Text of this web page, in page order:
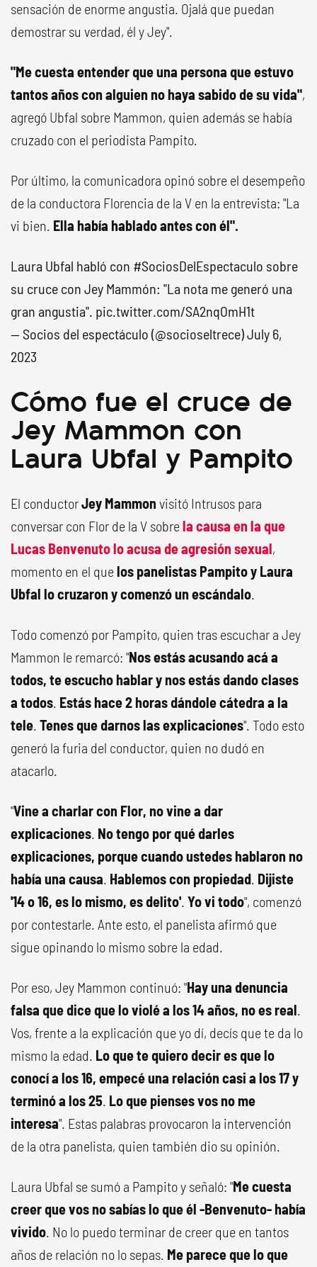
sensación de enorme angustia. Ojalá que puedan
demostrar su verdad, él y Jey".
"Me cuesta entender que una persona que estuvo
tantos años con alguien no haya sabido de su vida",
agregó Ubfal sobre Mammon, quien además se había
cruzado con el periodista Pampito.
Por último, la comunicadora opinó sobre el desempeño
de la conductora Florencia de la V en la entrevista: "La
vi bien. Ella había hablado antes con él".
Laura Ubfal habló con #SociosDelEspectaculo sobre
su cruce con Jey Mammón: "La nota me generó una
gran angustia". pic.twitter.com/SA2nqOmH1t
— Socios del espectáculo (@socioseltrece)July 6,
2023
Cómo fue el cruce de
Jey Mammon con
Laura Ubfal y Pampito
El conductorJey Mammon visitó Intrusos para
conversar con Flor de la V sobrela causa en la que
Lucas Benvenuto lo acusa de agresión sexual,
momento en el quelos panelistas Pampito y Laura
Ubfal lo cruzaron y comenzó un escándalo
Todo comenzó por Pampito, quien tras escuchar a Jey
Mammon le remarcó: "Nos estás acusando acá a
todos, te escucho hablar y nos estás dando clases
a todos Estás hace 2 horas dándole cátedra a la
tele Tenes que darnos las explicaciones". Todo esto
generó la furia del conductor, quien no dudó en
atacarlo.
"Vine a charlar con Flor, no vine a dar
explicaciones No tengo por qué darles
explicaciones, porque cuando ustedes hablaron no
había una causa Hablemos con propiedad Dijiste
'14 o 16, es lo mismo, es delito' Yo vi todo", comenzó
por contestarle. Ante esto, el panelista afirmó que
sigue opinando lo mismo sobre la edad.
Por eso, Jey Mammon continuó: "Hay una denuncia
falsa que dice que lo violé a los 14 años, no es real
Vos, frente a la explicación que yo dí, decís que te da lo
mismo la edad. Lo que te quiero decir es que lo
conocí a los 16, empecé una relación casi a los 17 y
terminó a los 25 Lo que pienses vos no me
interesa". Estas palabras provocaron la intervención
de la otra panelista, quien también dio su opinión.
Laura Ubfal se sumó a Pampito y señaló: "Me cuesta
creer que vos no sabías lo que él -Benvenuto- había
vivido . No lo puedo terminar de creer que en tantos
años de relación no lo sepas. Me parece que lo que